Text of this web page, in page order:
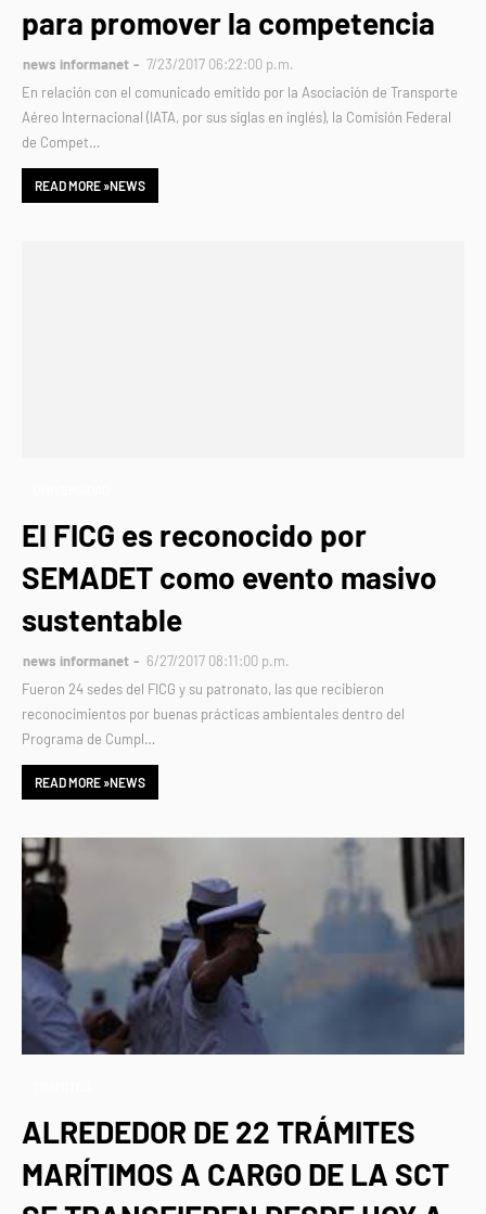
para promover la competencia
news informanet
7/23/2017 06:22:00 p.m.
En relación con el comunicado emitido por la Asociación de Transporte
Aéreo Internacional (IATA, por sus siglas en inglés), la Comisión Federal
de Compet…
READ MORE »NEWS
El FICG es reconocido por
SEMADET como evento masivo
sustentable
news informanet
6/27/2017 08:11:00 p.m.
Fueron 24 sedes del FICG y su patronato, las que recibieron
reconocimientos por buenas prácticas ambientales dentro del
Programa de Cumpl…
READ MORE »NEWS
ALREDEDOR DE 22 TRÁMITES
MARÍTIMOS A CARGO DE LA SCT